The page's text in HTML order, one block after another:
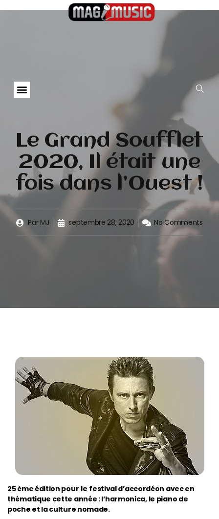
Le Grand Soufflet
2020, Il était une
fois dans l’Ouest !
ParMJ septembre 28, 2020 No Comments
25 ème édition pour le festival d’accordéon avec en
thématique cette année : l’harmonica, le piano de
poche et la culture nomade.